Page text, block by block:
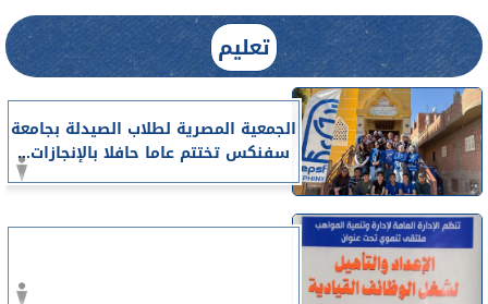
تعليم
الجمعية المصرية لطلاب الصيدلة بجامعة
سفنكس تختتم عاما حافلا بالإنجازات...